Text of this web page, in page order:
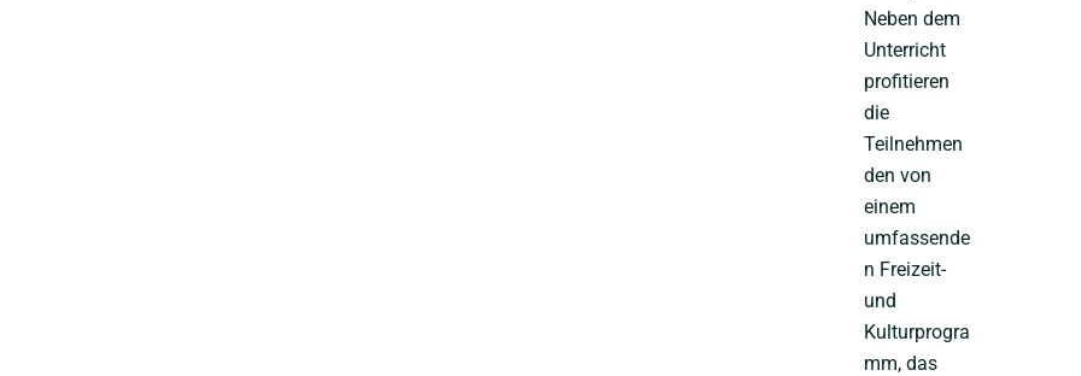
Neben dem
Unterricht
profitieren
die
Teilnehmen
den von
einem
umfassende
n Freizeit-
und
Kulturprogra
mm, das